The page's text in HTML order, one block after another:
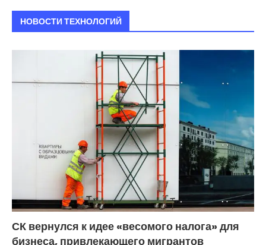
НОВОСТИ ТЕХНОЛОГИЙ
СК вернулся к идее «весомого налога» для
бизнеса, привлекающего мигрантов